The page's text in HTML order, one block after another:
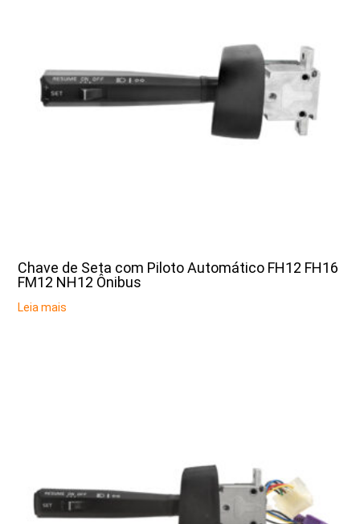
Chave de Seta com Piloto Automático FH12 FH16
FM12 NH12 Ônibus
Leia mais